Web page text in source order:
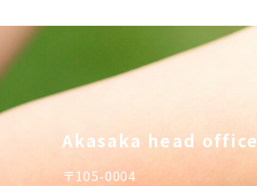
Akasaka head office
〒105-0004